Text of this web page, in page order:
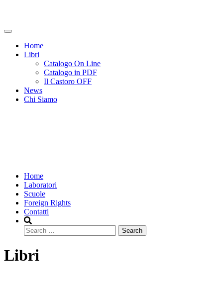
Home
Libri
Catalogo On Line
Catalogo in PDF
Il Castoro OFF
News
Chi Siamo
Home
Laboratori
Scuole
Foreign Rights
Contatti
Search
Libri